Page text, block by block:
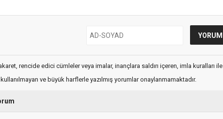
rencide edici cümleler veya imalar, inançlara saldırı içeren, imla kuralları ile
ve büyük harflerle yazılmış yorumlar onaylanmamaktadır.